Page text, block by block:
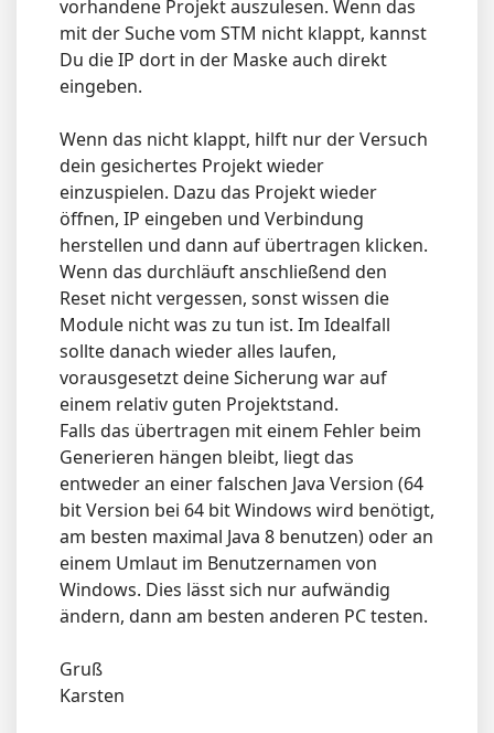
vorhandene Projekt auszulesen. Wenn das
mit der Suche vom STM nicht klappt, kannst
Du die IP dort in der Maske auch direkt
eingeben.
Wenn das nicht klappt, hilft nur der Versuch
dein gesichertes Projekt wieder
einzuspielen. Dazu das Projekt wieder
öffnen, IP eingeben und Verbindung
herstellen und dann auf übertragen klicken.
Wenn das durchläuft anschließend den
Reset nicht vergessen, sonst wissen die
Module nicht was zu tun ist. Im Idealfall
sollte danach wieder alles laufen,
vorausgesetzt deine Sicherung war auf
einem relativ guten Projektstand.
Falls das übertragen mit einem Fehler beim
Generieren hängen bleibt, liegt das
entweder an einer falschen Java Version (64
bit Version bei 64 bit Windows wird benötigt,
am besten maximal Java 8 benutzen) oder an
einem Umlaut im Benutzernamen von
Windows. Dies lässt sich nur aufwändig
ändern, dann am besten anderen PC testen.
Gruß
Karsten